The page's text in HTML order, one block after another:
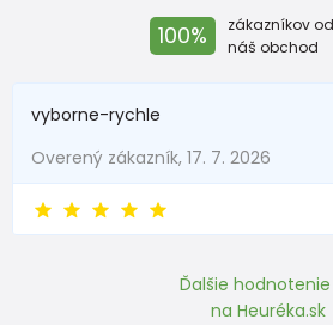
100%
zákazníkov
náš obchod
vyborne-rychle
Overený zákazník, 17. 7. 2026
Ďalšie
na Heuréka.sk